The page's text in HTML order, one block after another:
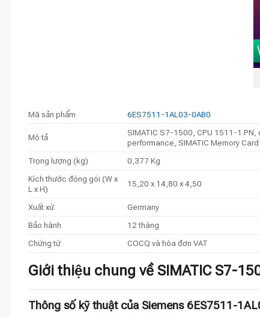
Mã sản phẩm 6ES7511-1AL03-0AB0
Mô tả
SIMATIC S7-1500, CPU 1511-1
performance, SIMATIC Memory
Trọng lượng (kg)
0,377 Kg
Kích thước đóng gói (W x
L x H)
15,20 x 14,80 x 4,50
Xuất xứ
Germany
Bảo hành
12 tháng
Chứng từ
COCQ và hóa đơn VAT
Giới thiệu chung về SIMATIC S7-
Thông số kỹ thuật của Siemens 6ES7511-